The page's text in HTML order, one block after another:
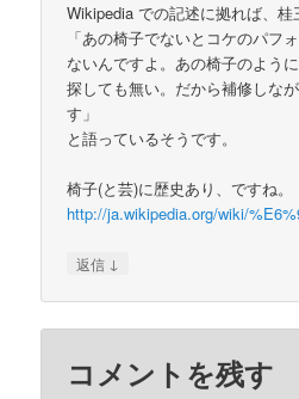
Wikipedia での記述に拠れば、桂
「あの椅子でないとコケのパフ
ないんですよ。あの椅子のよう
探しても無い。だから補修しな
す」
と語っているそうです。
椅子(と芸)に歴史あり、ですね。
http://ja.wikipedia.org/wiki/
返信 ↓
コメントを残す